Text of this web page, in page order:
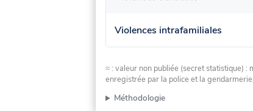
Violences intrafamiliales
≈ : valeur non publiée (secret statistique) :
enregistrée par la police et la
Méthodologie